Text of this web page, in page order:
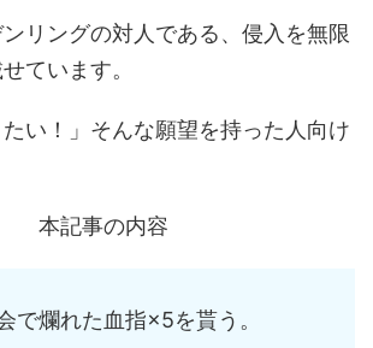
リングの対人である、侵入を無限
ています。
たい！」そんな願望を持った人向け
本記事の内容
で爛れた血指×5を貰う。